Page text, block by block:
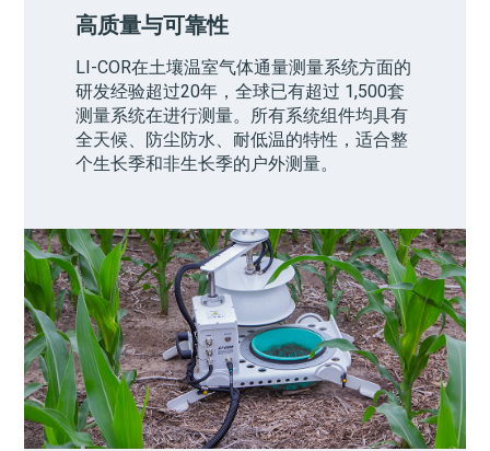
高质量与可靠性
LI-COR在土壤温室气体通量测量系统方面的
研发经验超过20年，全球已有超过 1,500套
测量系统在进行测量。所有系统组件均具有
全天候、防尘防水、耐低温的特性，适合整
个生长季和非生长季的户外测量。